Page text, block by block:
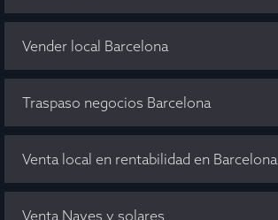
Vender local Barcelona
Traspaso negocios Barcelona
Venta local en rentabilidad en Barcelona
Venta Naves y solares